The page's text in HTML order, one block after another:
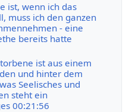
ist, wenn ich das
muss ich den ganzen
- eine
bereits hatte
ist aus einem
und hinter dem
Seelisches und
steht ein
00:21:56